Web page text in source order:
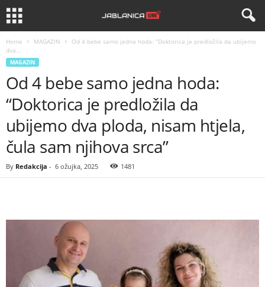
Home MAGAZIN
Od 4 bebe samo jedna hoda: “Doktorica je predložila da ubijemo
dva...
MAGAZIN
Od 4 bebe samo jedna hoda:
“Doktorica je predložila da
ubijemo dva ploda, nisam htjela,
čula sam njihova srca”
By Redakcija - 6 ožujka, 2025 1481